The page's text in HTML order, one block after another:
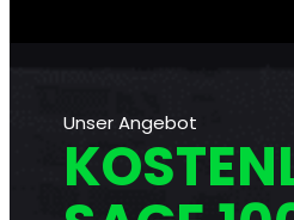
Unser Angebot